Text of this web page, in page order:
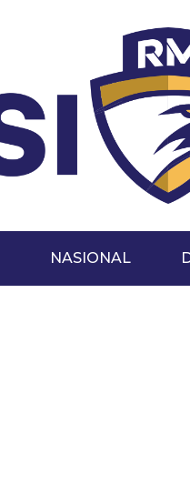
NASIONAL